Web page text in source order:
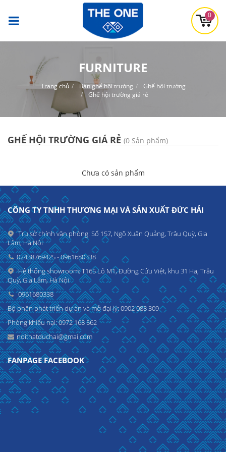
0
FURNITURE
Trang chủ Bàn ghế hội trường
Ghế hội trường
Ghế hội trường giá rẻ
GHẾ HỘI TRƯỜNG GIÁ RẺ (0 Sản phẩm)
Chưa có sản phẩm
CÔNG TY TNHH THƯƠNG MẠI VÀ SẢN XUẤT ĐỨC HẢI
Trụ sở chính văn phòng: Số 157, Ngõ Xuân Quảng, Trâu Quỳ, Gia
Lâm, Hà Nội
02438769425 - 0961680338
Hệ thống showroom: T165 Lô M1, Đường Cửu Việt, khu 31 Ha, Trâu
Quỳ, Gia Lâm, Hà Nội
0961680338
Bộ phận phát triển dự án và mở đại lý: 0902 088 309
Phòng khiếu nại: 0972 168 562
noithatduchai@gmai.com
FANPAGE FACEBOOK